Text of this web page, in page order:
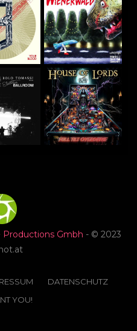
Gmbh - © 2023
DATENSCHUTZ
YOU!